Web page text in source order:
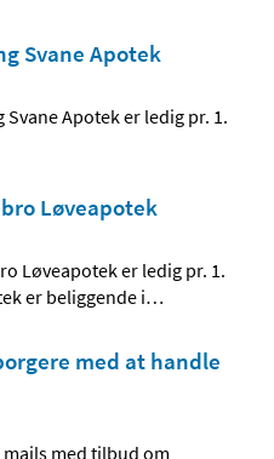
Svane Apotek
Apotek er ledig pr. 1.
Løveapotek
Løveapotek er ledig pr. 1.
er beliggende i…
med at handle
mails med tilbud om